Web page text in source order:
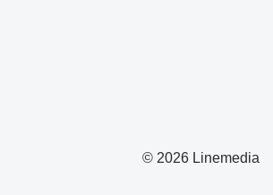
© 2026 Linemedia